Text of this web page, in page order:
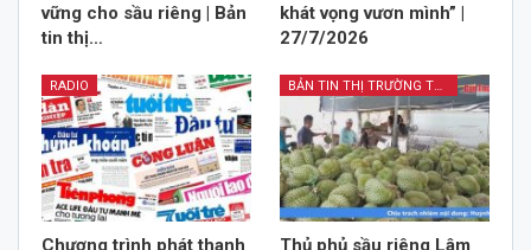
vững cho sầu riêng | Bản
tin thị…
khát vọng vươn mình” |
27/7/2026
RADIO
Chương trình phát thanh
BẢN TIN THỊ TRƯỜNG TÀI CHÍNH KINH DOANH
Thủ phủ sầu riêng Lâm